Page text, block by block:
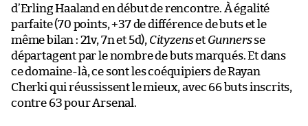
d’Erling Haaland en début de rencontre. À égalité
parfaite (70 points, +37 de différence de buts et le
même bilan : 21v, 7n et 5d), Cityzenset Gunnersse
départagent par le nombre de buts marqués. Et dans
ce domaine-là, ce sont les coéquipiers de Rayan
Cherki qui réussissent le mieux, avec 66 buts inscrits,
contre 63 pour Arsenal.